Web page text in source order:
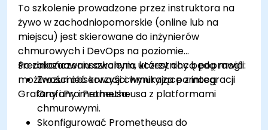
To szkolenie prowadzone przez instruktora na
żywo w zachodniopomorskie (online lub na
miejscu) jest skierowane do inżynierów
chmurowych i DevOps na poziomie
średniozaawansowanym, którzy chcą poprawić
możliwości obserwacji chmury za pomocą
Grafany i Prometheusa.
Po zakończeniu szkolenia uczestnicy będą mogli:
Zrozumieć korzyści wynikające z integracji
Grafany i Prometheusa z platformami
chmurowymi.
Skonfigurować Prometheusa do